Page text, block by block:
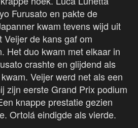
Furusato en pakte de
kwam tevens wijd uit
de kans gaf om
Het duo kwam met elkaar in
crashte en glijdend als
Veijer werd net als een
zijn eerste Grand Prix podium
knappe prestatie gezien
Ortolá eindigde als vierde.